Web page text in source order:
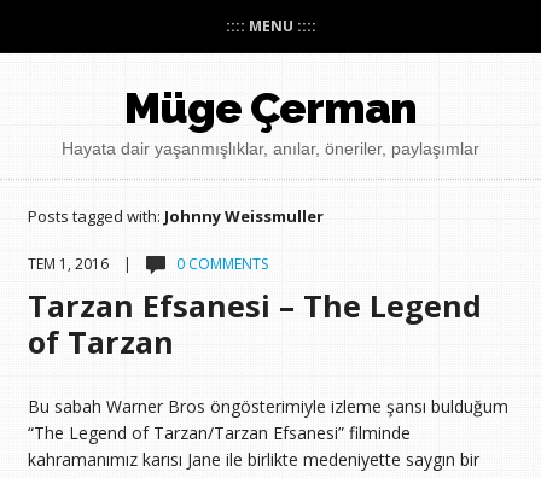
:::: MENU ::::
Müge Çerman
Hayata dair yaşanmışlıklar, anılar, öneriler, paylaşımlar
Posts tagged with: Johnny Weissmuller
TEM 1, 2016 | 0 COMMENTS
Tarzan Efsanesi – The Legend
of Tarzan
Bu sabah Warner Bros öngösterimiyle izleme şansı bulduğum
“The Legend of Tarzan/Tarzan Efsanesi” filminde
kahramanımız karısı Jane ile birlikte medeniyette saygın bir